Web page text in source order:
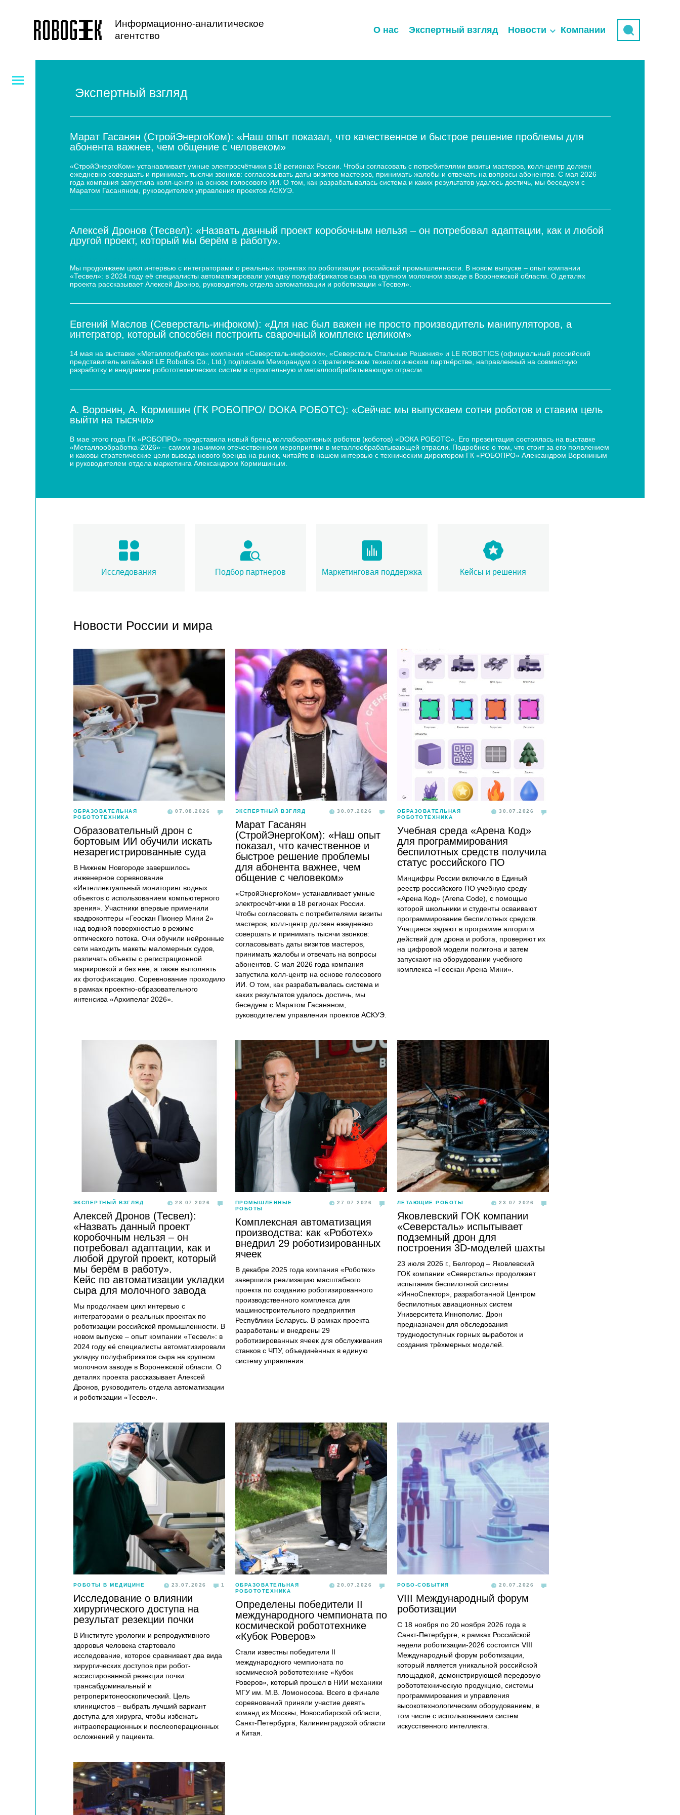
Информационно-аналитическое
агентство
О нас Экспертный взгляд Новости Компании
Экспертный взгляд
Марат Гасанян (СтройЭнергоКом): «Наш опыт показал, что качественное и быстрое решение проблемы для
абонента важнее, чем общение с человеком»
«СтройЭнергоКом» устанавливает умные электросчётчики в 18 регионах России. Чтобы согласовать с потребителями визиты мастеров, колл-центр должен
ежедневно совершать и принимать тысячи звонков: согласовывать даты визитов мастеров, принимать жалобы и отвечать на вопросы абонентов. С мая 2026
года компания запустила колл-центр на основе голосового ИИ. О том, как разрабатывалась система и каких результатов удалось достичь, мы беседуем с
Маратом Гасаняном, руководителем управления проектов АСКУЭ.
Алексей Дронов (Тесвел): «Назвать данный проект коробочным нельзя – он потребовал адаптации, как и любой
другой проект, который мы берём в работу».
Мы продолжаем цикл интервью с интеграторами о реальных проектах по роботизации российской промышленности. В новом выпуске – опыт компании
«Тесвел»: в 2024 году её специалисты автоматизировали укладку полуфабрикатов сыра на крупном молочном заводе в Воронежской области. О деталях
проекта рассказывает Алексей Дронов, руководитель отдела автоматизации и роботизации «Тесвел».
Евгений Маслов (Северсталь-инфоком): «Для нас был важен не просто производитель манипуляторов, а
интегратор, который способен построить сварочный комплекс целиком»
14 мая на выставке «Металлообработка» компании «Северсталь-инфоком», «Северсталь Стальные Решения» и LE ROBOTICS (официальный российский
представитель китайской LE Robotics Co., Ltd.) подписали Меморандум о стратегическом технологическом партнёрстве, направленный на совместную
разработку и внедрение робототехнических систем в строительную и металлообрабатывающую отрасли.
А. Воронин, А. Кормишин (ГК РОБОПРО/ DOКА РОБОТС): «Сейчас мы выпускаем сотни роботов и ставим цель
выйти на тысячи»
В мае этого года ГК «РОБОПРО» представила новый бренд коллаборативных роботов (коботов) «DОКА РОБОТС». Его презентация состоялась на выставке
«Металлообработка-2026» – самом значимом отечественном мероприятии в металлообрабатывающей отрасли. Подробнее о том, что стоит за его появлением
и каковы стратегические цели вывода нового бренда на рынок, читайте в нашем интервью с техническим директором ГК «РОБОПРО» Александром Ворониным
и руководителем отдела маркетинга Александром Кормишиным.
Исследования Подбор партнеров Маркетинговая поддержка Кейсы и решения
Новости России и мира
ОБРАЗОВАТЕЛЬНАЯ
РОБОТОТЕХНИКА
07.08.2026
Образовательный дрон с
бортовым ИИ обучили искать
незарегистрированные суда
В Нижнем Новгороде завершилось
инженерное соревнование
«Интеллектуальный мониторинг водных
объектов с использованием компьютерного
зрения». Участники впервые применили
квадрокоптеры «Геоскан Пионер Мини 2»
над водной поверхностью в режиме
оптического потока. Они обучили нейронные
сети находить макеты маломерных судов,
различать объекты с регистрационной
маркировкой и без нее, а также выполнять
их фотофиксацию. Соревнование проходило
в рамках проектно-образовательного
интенсива «Архипелаг 2026».
ЭКСПЕРТНЫЙ ВЗГЛЯД 30.07.2026
Марат Гасанян
(СтройЭнергоКом): «Наш опыт
показал, что качественное и
быстрое решение проблемы
для абонента важнее, чем
общение с человеком»
«СтройЭнергоКом» устанавливает умные
электросчётчики в 18 регионах России.
Чтобы согласовать с потребителями визиты
мастеров, колл-центр должен ежедневно
совершать и принимать тысячи звонков:
согласовывать даты визитов мастеров,
принимать жалобы и отвечать на вопросы
абонентов. С мая 2026 года компания
запустила колл-центр на основе голосового
ИИ. О том, как разрабатывалась система и
каких результатов удалось достичь, мы
беседуем с Маратом Гасаняном,
руководителем управления проектов АСКУЭ.
ОБРАЗОВАТЕЛЬНАЯ
РОБОТОТЕХНИКА
30.07.2026
Учебная среда «Арена Код»
для программирования
беспилотных средств получила
статус российского ПО
Минцифры России включило в Единый
реестр российского ПО учебную среду
«Арена Код» (Arena Code), с помощью
которой школьники и студенты осваивают
программирование беспилотных средств.
Учащиеся задают в программе алгоритм
действий для дрона и робота, проверяют их
на цифровой модели полигона и затем
запускают на оборудовании учебного
комплекса «Геоскан Арена Мини».
ЭКСПЕРТНЫЙ ВЗГЛЯД 28.07.2026
Алексей Дронов (Тесвел):
«Назвать данный проект
коробочным нельзя – он
потребовал адаптации, как и
любой другой проект, который
мы берём в работу».
Кейс по автоматизации укладки
сыра для молочного завода
Мы продолжаем цикл интервью с
интеграторами о реальных проектах по
роботизации российской промышленности. В
новом выпуске – опыт компании «Тесвел»: в
2024 году её специалисты автоматизировали
укладку полуфабрикатов сыра на крупном
молочном заводе в Воронежской области. О
деталях проекта рассказывает Алексей
Дронов, руководитель отдела автоматизации
и роботизации «Тесвел».
ПРОМЫШЛЕННЫЕ
РОБОТЫ
27.07.2026
Комплексная автоматизация
производства: как «Роботех»
внедрил 29 роботизированных
ячеек
В декабре 2025 года компания «Роботех»
завершила реализацию масштабного
проекта по созданию роботизированного
производственного комплекса для
машиностроительного предприятия
Республики Беларусь. В рамках проекта
разработаны и внедрены 29
роботизированных ячеек для обслуживания
станков с ЧПУ, объединённых в единую
систему управления.
ЛЕТАЮЩИЕ РОБОТЫ 23.07.2026
Яковлевский ГОК компании
«Северсталь» испытывает
подземный дрон для
построения 3D-моделей шахты
23 июля 2026 г., Белгород – Яковлевский
ГОК компании «Северсталь» продолжает
испытания беспилотной системы
«ИнноСпектор», разработанной Центром
беспилотных авиационных систем
Университета Иннополис. Дрон
предназначен для обследования
труднодоступных горных выработок и
создания трёхмерных моделей.
РОБОТЫ В МЕДИЦИНЕ 23.07.2026 1
Исследование о влиянии
хирургического доступа на
результат резекции почки
В Институте урологии и репродуктивного
здоровья человека стартовало
исследование, которое сравнивает два вида
хирургических доступов при робот-
ассистированной резекции почки:
трансабдоминальный и
ретроперитонеоскопический. Цель
клиницистов – выбрать лучший вариант
доступа для хирурга, чтобы избежать
интраоперационных и послеоперационных
осложнений у пациента.
ОБРАЗОВАТЕЛЬНАЯ
РОБОТОТЕХНИКА
20.07.2026
Определены победители II
международного чемпионата по
космической робототехнике
«Кубок Роверов»
Стали известны победители II
международного чемпионата по
космической робототехнике «Кубок
Роверов», который прошел в НИИ механики
МГУ им. М.В. Ломоносова. Всего в финале
соревнований приняли участие девять
команд из Москвы, Новосибирской области,
Санкт-Петербурга, Калининградской области
и Китая.
РОБО-СОБЫТИЯ 20.07.2026
VIII Международный форум
роботизации
С 18 ноября по 20 ноября 2026 года в
Санкт-Петербурге, в рамках Российской
недели роботизации-2026 состоится VIII
Международный форум роботизации,
который является уникальной российской
площадкой, демонстрирующей передовую
робототехническую продукцию, системы
программирования и управления
высокотехнологическим оборудованием, в
том числе с использованием систем
искусственного интеллекта.